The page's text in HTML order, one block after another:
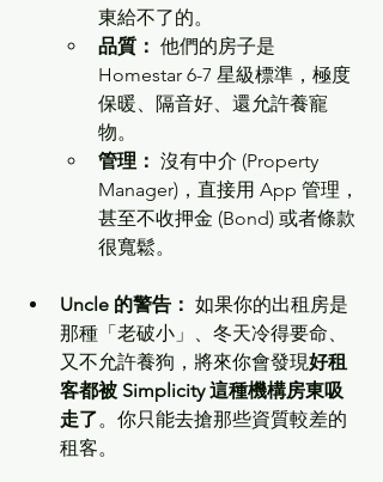
東給不了的。
品質： 他們的房子是
Homestar 6-7 星級標準，極度
保暖、隔音好、還允許養寵
物。
管理： 沒有中介 (Property
Manager)，直接用 App 管理，
甚至不收押金 (Bond) 或者條款
很寬鬆。
Uncle 的警告： 如果你的出租房是
那種「老破小」、冬天冷得要命、
又不允許養狗，將來你會發現好租
客都被 Simplicity 這種機構房東吸
走了。你只能去搶那些資質較差的
租客。